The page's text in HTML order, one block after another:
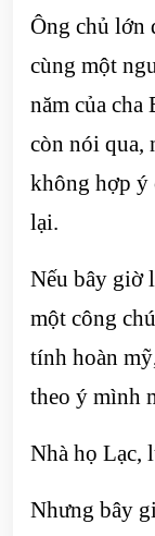
Ông chủ lớn
cùng một
năm của
còn nói qua,
không hợp ý
lại.
Nếu bây giờ
một công
tính hoàn
theo ý mình
Nhà họ Lạc,
Nhưng bây